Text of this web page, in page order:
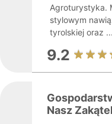
Agroturystyka.
stylowym
tyrolskiej oraz ...
9.2
Nasz